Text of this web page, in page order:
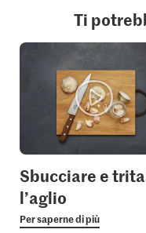
Ti
Sbucciare e
l’aglio
Per saperne di più